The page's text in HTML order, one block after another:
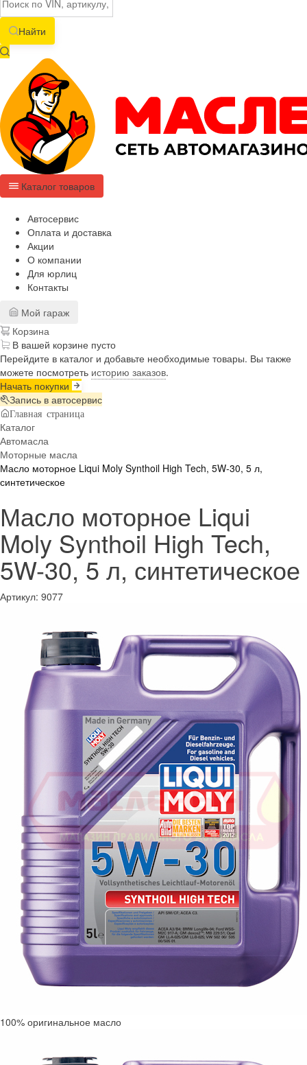
Найти
Каталог товаров
Автосервис
Оплата и доставка
Акции
О компании
Для юрлиц
Контакты
Мой гараж
Корзина
В вашей корзине пусто
Перейдите в каталог и добавьте необходимые товары. Вы также
можете посмотреть историю заказов.
Начать покупки
Запись в автосервис
Главная страница
Каталог
Автомасла
Моторные масла
Масло моторное Liqui Moly Synthoil High Tech, 5W-30, 5 л,
синтетическое
Масло моторное Liqui
Moly Synthoil High Tech,
5W-30, 5 л, синтетическое
Артикул: 9077
100% оригинальное масло